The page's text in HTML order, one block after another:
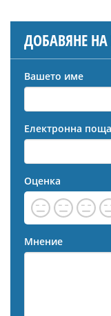
ДОБАВЯНЕ
Вашето име
Електронна поща
Оценка
Мнение